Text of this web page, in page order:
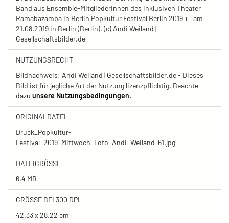
Band aus Ensemble-MitgliederInnen des inklusiven Theater
Ramabazamba in Berlin Popkultur Festival Berlin 2019 ++ am
21.08.2019 in Berlin (Berlin). (c) Andi Weiland |
Gesellschaftsbilder.de
NUTZUNGSRECHT
Bildnachweis: Andi Weiland | Gesellschaftsbilder.de - Dieses
Bild ist für jegliche Art der Nutzung lizenzpflichtig. Beachte
dazu unsere Nutzungsbedingungen.
ORIGINALDATEI
Druck_Popkultur-
Festival_2019_Mittwoch_Foto_Andi_Weiland-61.jpg
DATEIGRÖSSE
6.4 MB
GRÖSSE BEI 300 DPI
42.33 x 28.22 cm